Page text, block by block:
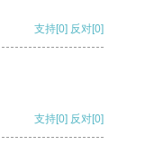
支持[0] 反对[0]
支持[0] 反对[0]